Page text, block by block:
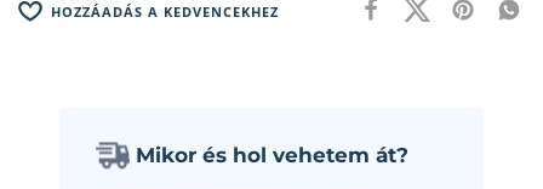
HOZZÁADÁS A KEDVENCEKHEZ
Mikor és hol vehetem át?